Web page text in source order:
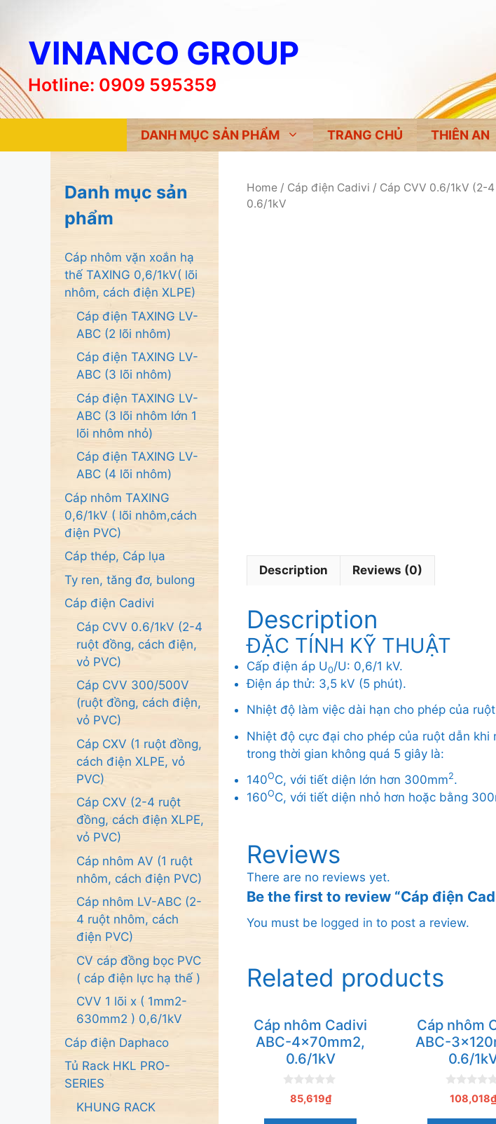
VINANCO GROUP
Hotline: 0909 595359
DANH MỤC SẢN PHẨM TRANG CHỦ THIÊN AN
Home / Cáp điện Cadivi / Cáp CVV 0.6/1kV (2-
0.6/1kV
Description Reviews (0)
Description
ĐẶC TÍNH KỸ THUẬT
Cấp điện áp U0/U: 0,6/1 kV.
Điện áp thử: 3,5 kV (5 phút).
Nhiệt độ làm việc dài hạn cho phép của
Nhiệt độ cực đại cho phép của ruột dẫn khi
trong thời gian không quá 5 giây là:
140OC, với tiết diện lớn hơn 300mm2.
160OC, với tiết diện nhỏ hơn hoặc bằng
Reviews
There are no reviews yet.
Be the first to review “Cáp điện
You must be logged in to post a review.
Related products
Cáp nhôm Cadivi
ABC-4x70mm2,
0.6/1kV
85,619₫
Cáp nhôm
ABC-
0.6/
0108,018
Danh mục sản
phẩm
Cáp nhôm vặn xoắn hạ
thế TAXING 0,6/1kV( lõi
nhôm, cách điện XLPE)
Cáp điện TAXING LV-
ABC (2 lõi nhôm)
Cáp điện TAXING LV-
ABC (3 lõi nhôm)
Cáp điện TAXING LV-
ABC (3 lõi nhôm lớn 1
lõi nhôm nhỏ)
Cáp điện TAXING LV-
ABC (4 lõi nhôm)
Cáp nhôm TAXING
0,6/1kV ( lõi nhôm,cách
điện PVC)
Cáp thép, Cáp lụa
Ty ren, tăng đơ, bulong
Cáp điện Cadivi
Cáp CVV 0.6/1kV (2-4
ruột đồng, cách điện,
vỏ PVC)
Cáp CVV 300/500V
(ruột đồng, cách điện,
vỏ PVC)
Cáp CXV (1 ruột đồng,
cách điện XLPE, vỏ
PVC)
Cáp CXV (2-4 ruột
đồng, cách điện XLPE,
vỏ PVC)
Cáp nhôm AV (1 ruột
nhôm, cách điện PVC)
Cáp nhôm LV-ABC (2-
4 ruột nhôm, cách
điện PVC)
CV cáp đồng bọc PVC
( cáp điện lực hạ thế )
CVV 1 lõi x ( 1mm2-
630mm2 ) 0,6/1kV
Cáp điện Daphaco
Tủ Rack HKL PRO-
SERIES
KHUNG RACK